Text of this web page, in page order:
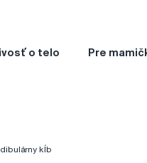
o telo Pre
kĺb